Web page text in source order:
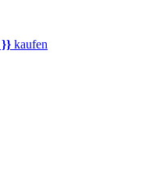
}} kaufen